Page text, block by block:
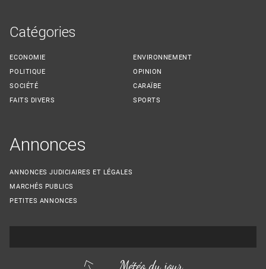
Catégories
ECONOMIE
POLITIQUE
SOCIÉTÉ
FAITS DIVERS
ENVIRONNEMENT
OPINION
CARAÏBE
SPORTS
Annonces
ANNONCES JUDICIAIRES ET LÉGALES
MARCHÉS PUBLICS
PETITES ANNONCES
Météo du jour